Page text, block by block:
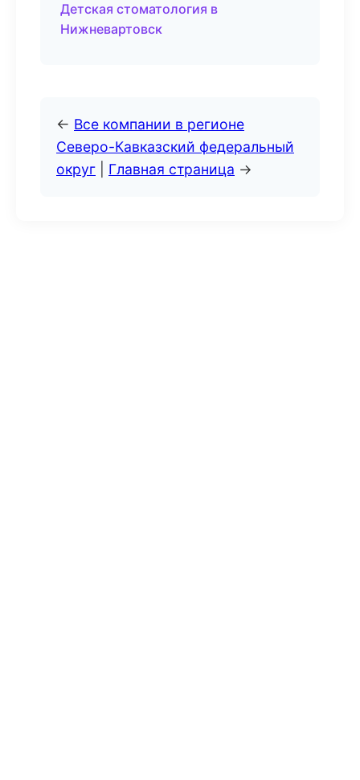
Детская стоматология в
Нижневартовск
← Все компании в регионе
Северо-Кавказский федеральный
округ
Главная страница →